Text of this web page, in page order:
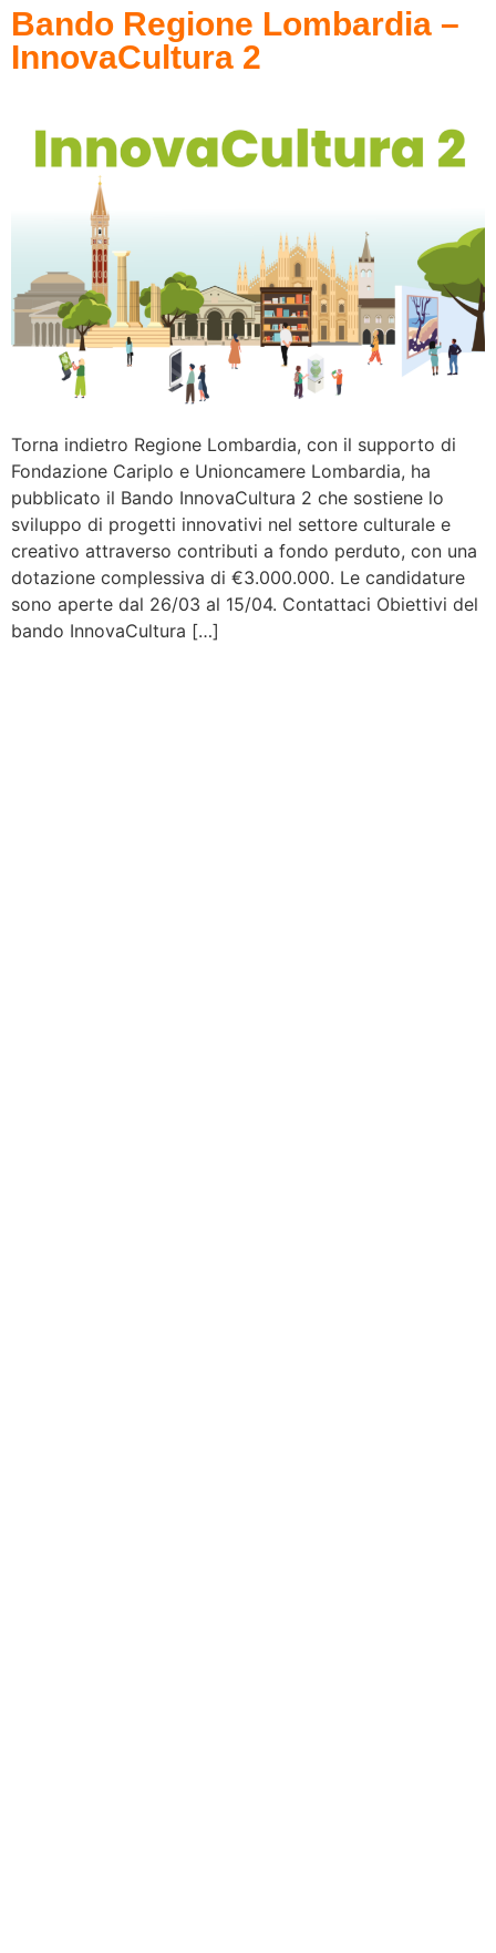
Bando Regione Lombardia –
InnovaCultura 2
Torna indietro Regione Lombardia, con il supporto di
Fondazione Cariplo e Unioncamere Lombardia, ha
pubblicato il Bando InnovaCultura 2 che sostiene lo
sviluppo di progetti innovativi nel settore culturale e
creativo attraverso contributi a fondo perduto, con una
dotazione complessiva di €3.000.000. Le candidature
sono aperte dal 26/03 al 15/04. Contattaci Obiettivi del
bando InnovaCultura […]